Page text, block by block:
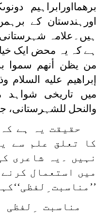
برھمااورابراہیم
اورہندستان کے
ہیں۔علامہ
ہے کہ یہ محض ایک
من يظن أنهم سموا
‌إبراهيم عليه
میں تاریخی شواہد
والنحل للشہرستانی،
حقیقت یہ ہے
کا تعلق علم سے
نہیں ۔یہ شاعری
میں استعمال
’’مناسبت
مناسبت ِلفظی